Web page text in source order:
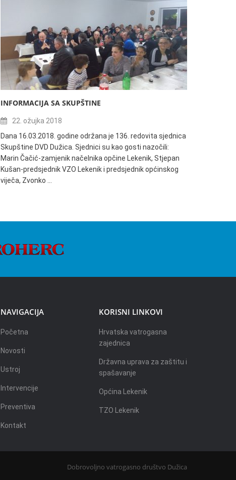
INFORMACIJA SA SKUPŠTINE
22. ožujka 2018
Dana 16.03.2018. godine održana je 136. redovita sjednica
Skupštine DVD Dužica. Sjednici su kao gosti nazočili:
Marin Čačić-zamjenik načelnika opčine Lekenik, Stjepan
Kušan-predsjednik VZO Lekenik i predsjednik općinskog
viječa, Zvonko …
NAVIGACIJA
Početna
Novosti
Ustroj
Intervencije
Preventiva
Kontakt
KORISNI LINKOVI
Hrvatska vatrogasna
zajednica
Državna uprava za zaštitu i
spašavanje
Općina Lekenik
TZO Lekenik
Dobrovoljno vatrogasno društvo Dužica